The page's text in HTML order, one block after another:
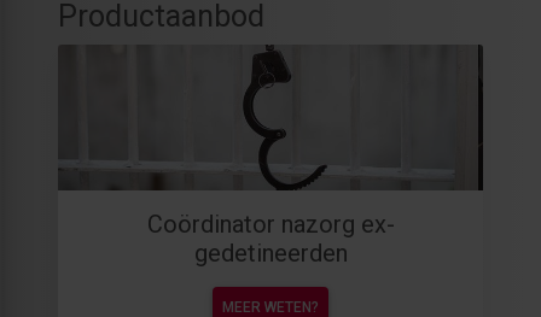
Productaanbod
Coördinator nazorg ex-
gedetineerden
MEER WETEN?